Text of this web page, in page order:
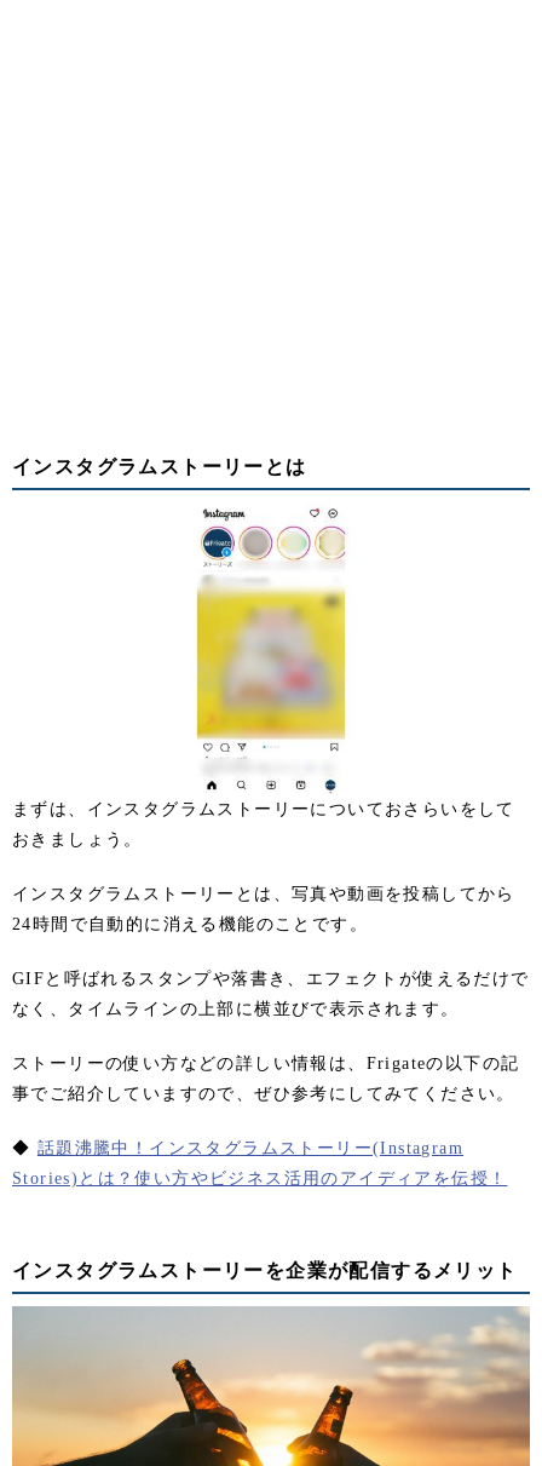
インスタグラムストーリーとは
まずは、インスタグラムストーリーについておさらいをして
おきましょう。
インスタグラムストーリーとは、写真や動画を投稿してから
24時間で自動的に消える機能のことです。
GIFと呼ばれるスタンプや落書き、エフェクトが使えるだけで
なく、タイムラインの上部に横並びで表示されます。
ストーリーの使い方などの詳しい情報は、Frigateの以下の記
事でご紹介していますので、ぜひ参考にしてみてください。
◆ 話題沸騰中！インスタグラムストーリー(Instagram
Stories)とは？使い方やビジネス活用のアイディアを伝授！
インスタグラムストーリーを企業が配信するメリット